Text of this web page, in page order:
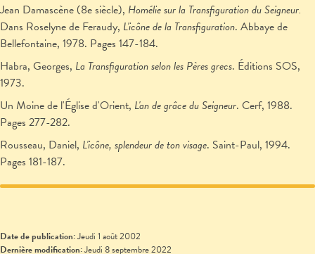
Jean Damascène (8e siècle), Homélie sur la Transfiguration du Seigneur.
Dans Roselyne de Feraudy, L'icône de la Transfiguration. Abbaye de
Bellefontaine, 1978. Pages 147-184.
Habra, Georges, La Transfiguration selon les Pères grecs. Éditions SOS,
1973.
Un Moine de l'Église d'Orient, L'an de grâce du Seigneur. Cerf, 1988.
Pages 277-282.
Rousseau, Daniel, L'icône, splendeur de ton visage. Saint-Paul, 1994.
Pages 181-187.
Date de publication:Jeudi 1 août 2002
Dernière modification:Jeudi 8 septembre 2022